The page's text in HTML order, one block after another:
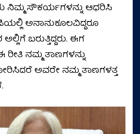
ನಿಮ್ಮ ಸೌಕರ್ಯಗಳನ್ನು ಆಧರಿಸಿ
ಅನಾನುಕೂಲವಿದ್ದರೂ
ಬರುತ್ತಿದ್ದರು. ಈಗ
ನಮ್ಮ ತಾಣಗಳನ್ನು
ಅವರೇ ನಮ್ಮ ತಾಣಗಳತ್ತ